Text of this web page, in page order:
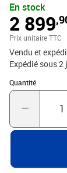
la statue de la
l’immigration,
baladez-vous
cossues de
Building le
Septembre et
votre dernière
flânant dans
transférés
hôtel 4* à
En stock
2 899
Prix unitaire TTC
Vendu et
Expédié sous 2
Quantité
Quantité : 1